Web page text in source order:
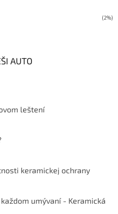
(2%)
AUTO
leštení
keramickej ochrany
umývaní - Keramická